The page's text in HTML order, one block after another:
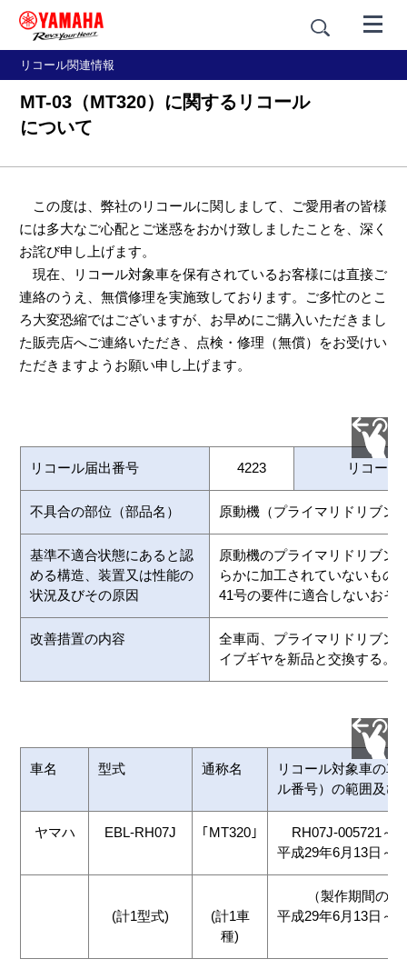
リコール関連情報
MT-03（MT320）に関するリコール
について
この度は、弊社のリコールに関しまして、ご愛用者の皆様
には多大なご心配とご迷惑をおかけ致しましたことを、深く
お詫び申し上げます。
現在、リコール対象車を保有されているお客様には直接ご
連絡のうえ、無償修理を実施致しております。ご多忙のとこ
ろ大変恐縮ではございますが、お早めにご購入いただきまし
た販売店へご連絡いただき、点検・修理（無償）をお受けい
ただきますようお願い申し上げます。
リコール届出番号 4223 リコール
不具合の部位（部品名） 原動機（プライマリドリブン
基準不適合状態にあると認
める構造、装置又は性能の
状況及びその原因
原動機のプライマリドリブン
らかに加工されていないもの
41号の要件に適合しないおそ
改善措置の内容
全車両、プライマリドリブン
イブギヤを新品と交換する。
車名 型式 通称名
リコール対象車の車
ル番号）の範囲及び
ヤマハ EBL-RH07J ｢MT320｣
RH07J-005721～
平成29年6月13日～
(計1型式)
(計1車
種)
（製作期間の
平成29年6月13日～